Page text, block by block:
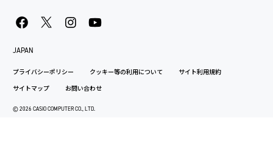
プライバシーポリシー クッキー等の利用について サイト利用規約
サイトマップ お問い合わせ
JAPAN
© 2026 CASIO COMPUTER CO., LTD.